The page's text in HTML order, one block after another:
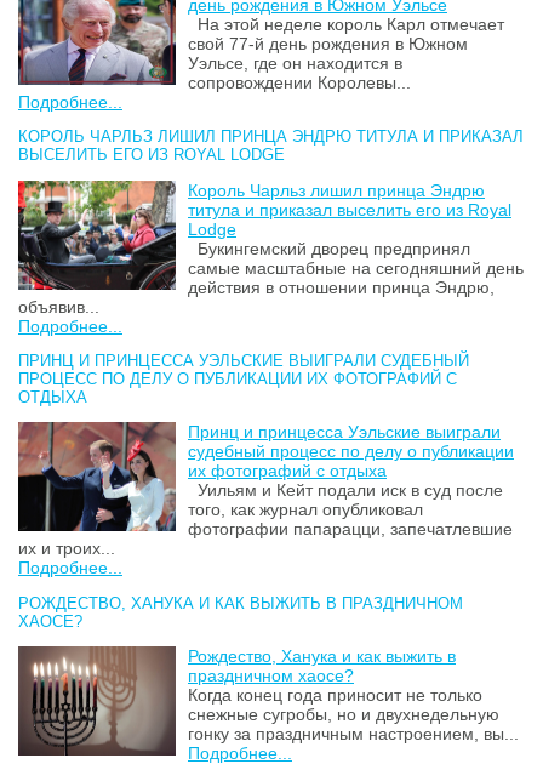
день рождения в Южном Уэльсе
На этой неделе король Карл отмечает
свой 77-й день рождения в Южном
Уэльсе, где он находится в
сопровождении Королевы...
Подробнее...
КОРОЛЬ ЧАРЛЬЗ ЛИШИЛ ПРИНЦА ЭНДРЮ ТИТУЛА И ПРИКАЗАЛ
ВЫСЕЛИТЬ ЕГО ИЗ ROYAL LODGE
Король Чарльз лишил принца Эндрю
титула и приказал выселить его из Royal
Lodge
Букингемский дворец предпринял
самые масштабные на сегодняшний день
действия в отношении принца Эндрю,
объявив...
Подробнее...
ПРИНЦ И ПРИНЦЕССА УЭЛЬСКИЕ ВЫИГРАЛИ СУДЕБНЫЙ
ПРОЦЕСС ПО ДЕЛУ О ПУБЛИКАЦИИ ИХ ФОТОГРАФИЙ С
ОТДЫХА
Принц и принцесса Уэльские выиграли
судебный процесс по делу о публикации
их фотографий с отдыха
Уильям и Кейт подали иск в суд после
того, как журнал опубликовал
фотографии папарацци, запечатлевшие
их и троих...
Подробнее...
РОЖДЕСТВО, ХАНУКА И КАК ВЫЖИТЬ В ПРАЗДНИЧНОМ
ХАОСЕ?
Рождество, Ханука и как выжить в
праздничном хаосе?
Когда конец года приносит не только
снежные сугробы, но и двухнедельную
гонку за праздничным настроением, вы...
Подробнее...